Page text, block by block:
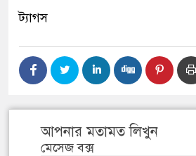
ট্যাগস
আপনার মতামত লিখুন
মেসেজ বক্স